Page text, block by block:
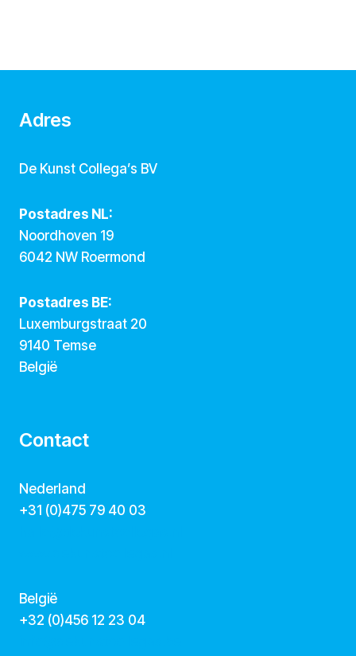
Adres
De Kunst Collega’s BV
Postadres NL:
Noordhoven 19
6042 NW Roermond
Postadres BE:
Luxemburgstraat 20
9140 Temse
België
Contact
Nederland
+31 (0)475 79 40 03
België
‭+32 (0)456 12 23 04‬